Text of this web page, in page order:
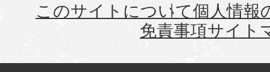
このサイトについて個人情報
免責事項サイト